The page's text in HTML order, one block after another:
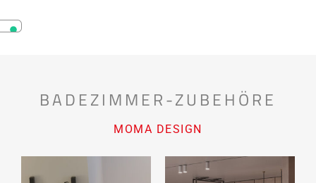
BADEZIMMER-ZUBEHÖRE
MOMA DESIGN